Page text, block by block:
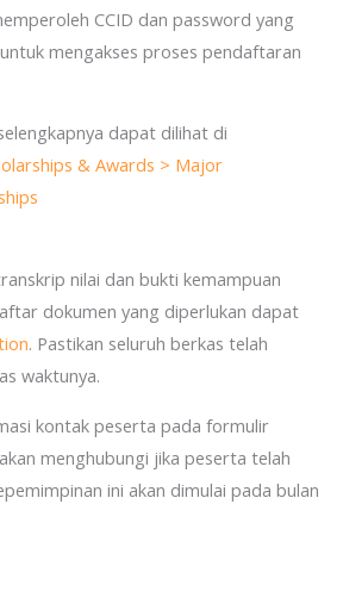
CCID dan password yang
mengakses proses pendaftaran
dapat dilihat di
& Awards > Major
nilai dan bukti kemampuan
dokumen yang diperlukan dapat
. Pastikan seluruh berkas telah
waktunya.
kontak peserta pada formulir
menghubungi jika peserta telah
ini akan dimulai pada bulan